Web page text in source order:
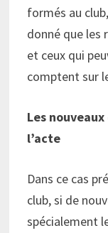
formés au
donné que les
et ceux qui
comptent sur
Les
l’acte
Dans ce cas
club, si de
spécialement